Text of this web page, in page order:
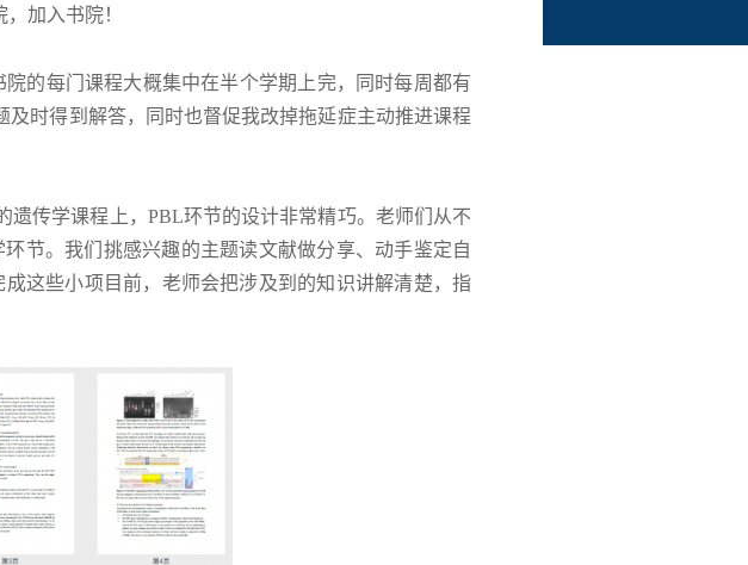
加入书院！
的每门课程大概集中在半个学期上完，同时每周都有
时得到解答，同时也督促我改掉拖延症主动推进课程
遗传学课程上， PBL环节的设计非常精巧。老师们从不
环节。我们挑感兴趣的主题读文献做分享、动手鉴定自
这些小项目前，老师会把涉及到的知识讲解清楚，指